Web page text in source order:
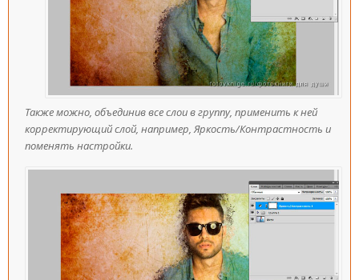
Также можно, объединив все слои в группу, применить к ней
корректирующий слой, например, Яркость/Контрастность и
поменять настройки.